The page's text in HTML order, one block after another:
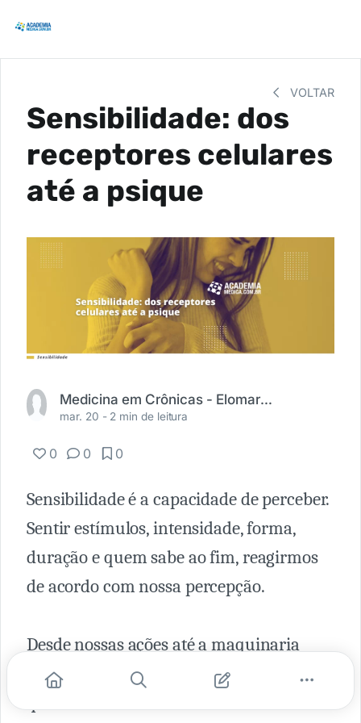
VOLTAR
Sensibilidade: dos
receptores celulares
até a psique
Medicina em Crônicas - Elomar R. Moura (@medicinaemcronicas)
mar. 20 - 2 min de leitura
0 0 0
Sensibilidade é a capacidade de perceber.
Sentir estímulos, intensidade, forma,
duração e quem sabe ao fim, reagirmos
de acordo com nossa percepção.
Desde nossas ações até a maquinaria
bioquímica celular, a sensibilidade é